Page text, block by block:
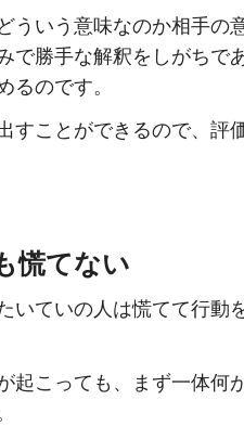
ういう意味なのか相手の
で勝手な解釈をしがちで
るのです。
すことができるので、評
慌てない
いていの人は慌てて行動
起こっても、まず一体何